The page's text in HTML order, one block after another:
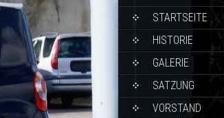
STARTSEITE
HISTORIE
GALERIE
SATZUNG
VORSTAND